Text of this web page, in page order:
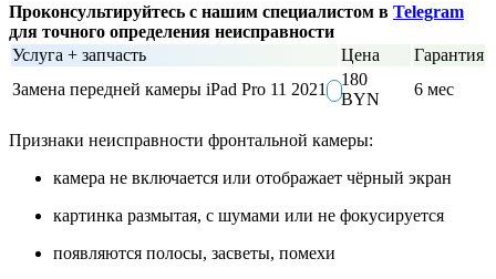
Проконсультируйтесь с нашим специалистом в Telegram
для точного определения неисправности
Услуга + запчасть
Цена
Гарантия
Замена передней камеры iPad Pro 11 2021
180
BYN
6 мес
Признаки неисправности фронтальной камеры:
камера не включается или отображает чёрный экран
картинка размытая, с шумами или не фокусируется
появляются полосы, засветы, помехи